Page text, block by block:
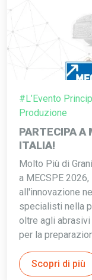
#L’Evento
Produzione
PARTECIPA A
ITALIA!
Molto Più di
a MECSPE
all'innovazione
specialisti nella
oltre agli
per la
Scopri di più